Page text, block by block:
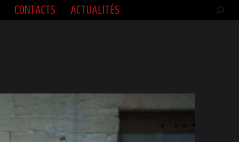
CONTACTS ACTUALITÉS
:
CONTACTS ACTUALITÉS